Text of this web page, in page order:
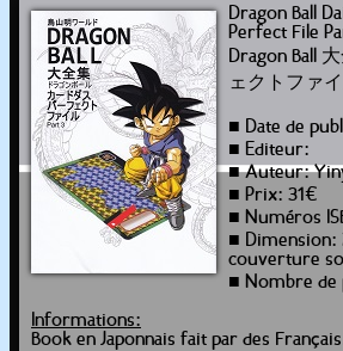
Dragon Ball
Perfect File
Dragon Ball
ェクトファ
■ Date de
■ Editeur:
■ Auteur:
■ Prix: 31€
■ Numéros
■ Dimension:
couverture
■ Nombre de
Informations:
Book en Japonnais fait par des